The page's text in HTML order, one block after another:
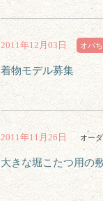
2011年12月03日 オバ
着物モデル募集
2011年11月26日 オー
大きな堀こたつ用の